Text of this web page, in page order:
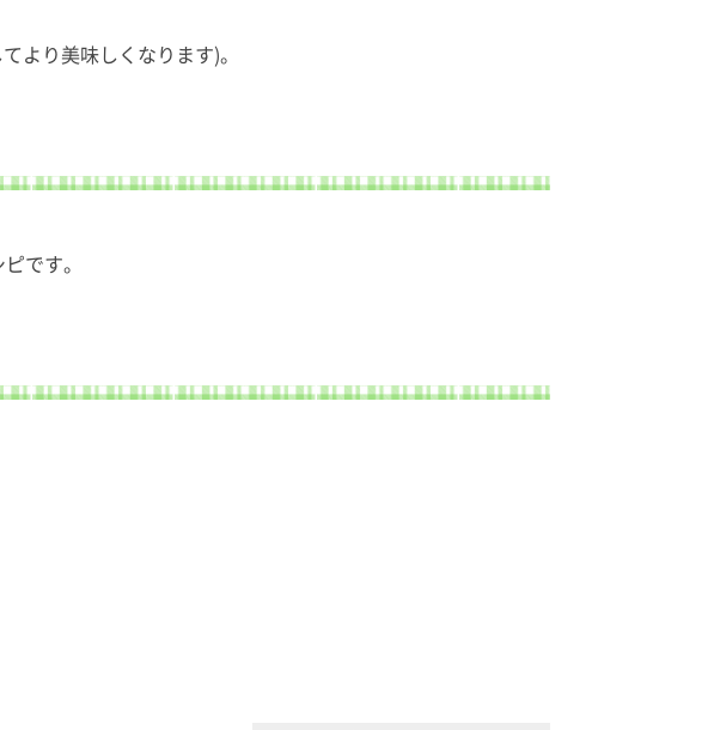
より美味しくなります)。
です。